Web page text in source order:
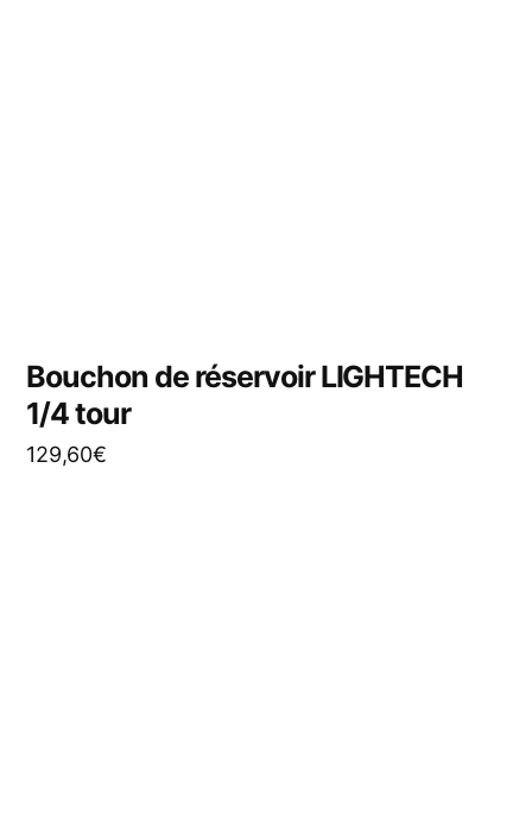
Bouchon de réservoir LIGHTECH
1/4 tour
129,60€